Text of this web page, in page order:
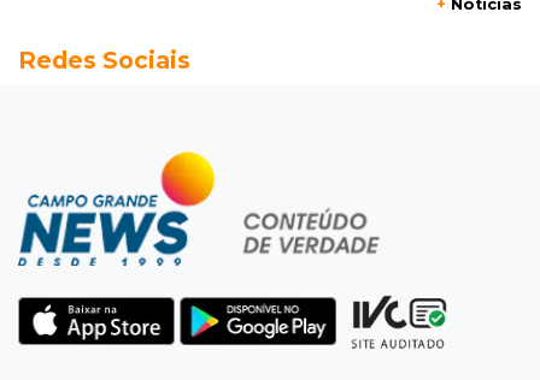
Eventos interditam ruas de Campo Grande
Mesmo lugar
Três dias após obra, buraco volta a Joaquim
Murtinho
Chanton celebra Dia dos Pais com cestas, kits
e tortas especiais
+ Notícias
Redes Sociais